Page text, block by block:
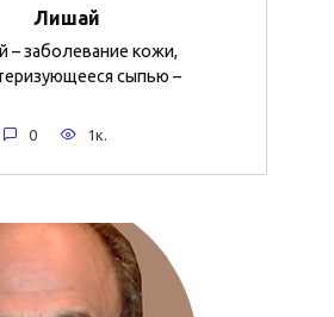
Лишай
– заболевание кожи,
сыпью –
0 1к.